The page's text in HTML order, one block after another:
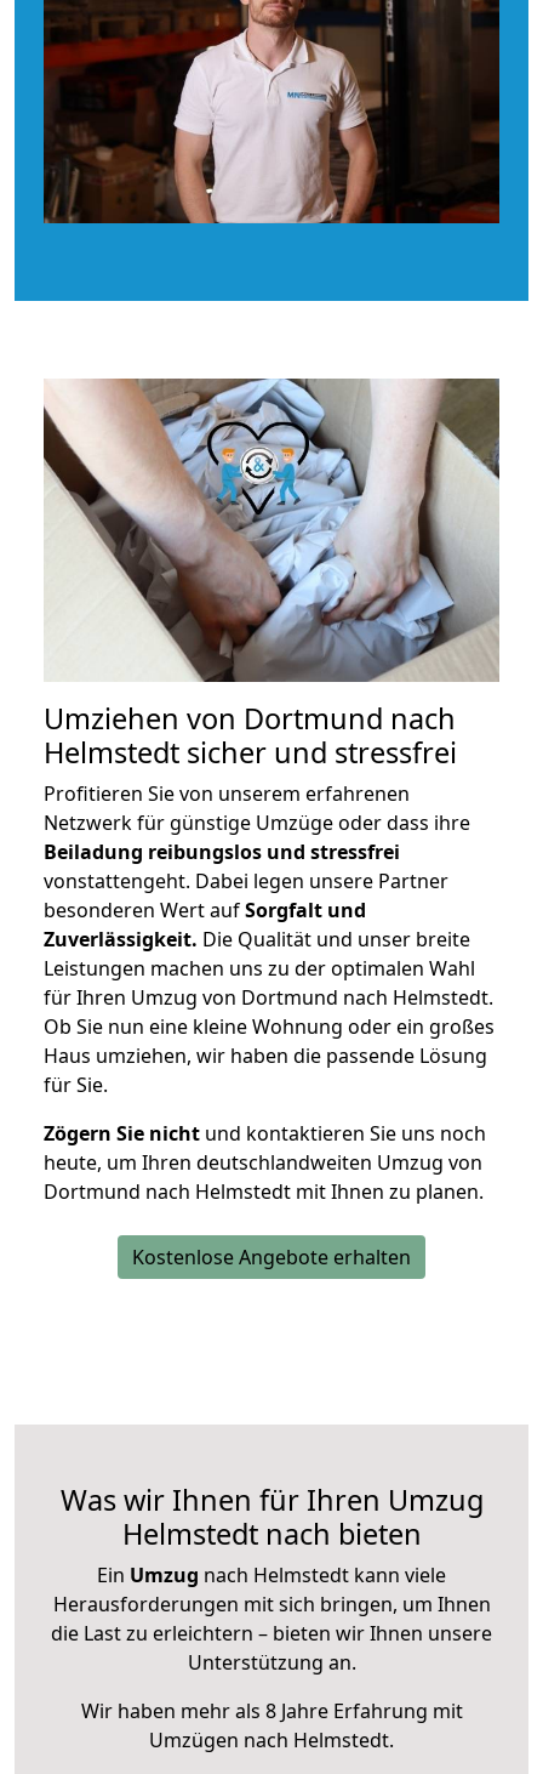
Umziehen von Dortmund nach
Helmstedt sicher und stressfrei
Profitieren Sie von unserem erfahrenen
Netzwerk für günstige Umzüge oder dass ihre
Beiladung reibungslos und stressfrei
vonstattengeht. Dabei legen unsere Partner
besonderen Wert aufSorgfalt und
Zuverlässigkeit. Die Qualität und unser breite
Leistungen machen uns zu der optimalen Wahl
für Ihren Umzug von Dortmund nach Helmstedt.
Ob Sie nun eine kleine Wohnung oder ein großes
Haus umziehen, wir haben die passende Lösung
für Sie.
Zögern Sie nicht und kontaktieren Sie uns noch
heute, um Ihren deutschlandweiten Umzug von
Dortmund nach Helmstedt mit Ihnen zu planen.
Kostenlose Angebote erhalten
Was wir Ihnen für Ihren Umzug
Helmstedt nach bieten
Ein Umzug nach Helmstedt kann viele
Herausforderungen mit sich bringen, um Ihnen
die Last zu erleichtern – bieten wir Ihnen unsere
Unterstützung an.
Wir haben mehr als 8 Jahre Erfahrung mit
Umzügen nach Helmstedt.